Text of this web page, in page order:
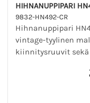
HIHNANUPPIPARI
9832-HN492-CR
Hihnanuppipari
vintage-tyylinen
kiinnitysruuvit sekä